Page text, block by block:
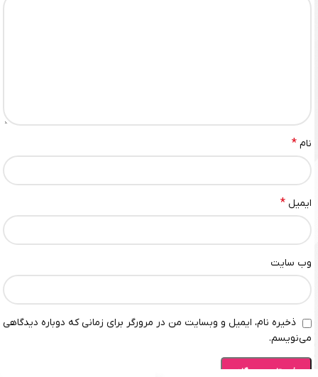
نام *
ایمیل *
وب‌ سایت
ذخیره نام، ایمیل و وبسایت من در مرورگر برای زمانی که دوباره دیدگاهی
می‌نویسم.